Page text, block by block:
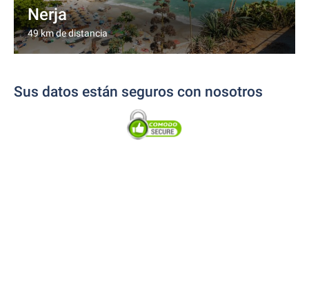
Nerja
49 km de distancia
Sus datos están seguros con nosotros